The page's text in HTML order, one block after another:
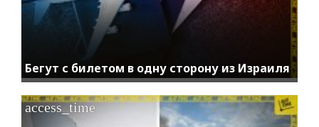
Бегут с билетом в одну сторону из Израиля
access_time